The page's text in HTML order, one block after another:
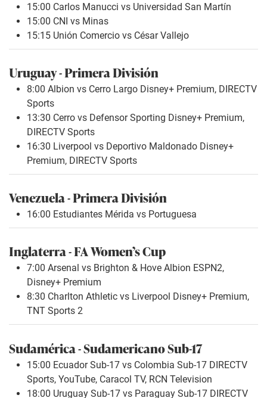
15:00 Carlos Manucci vs Universidad San Martín
15:00 CNI vs Minas
15:15 Unión Comercio vs César Vallejo
Uruguay - Primera División
8:00 Albion vs Cerro Largo Disney+ Premium, DIRECTV
Sports
13:30 Cerro vs Defensor Sporting Disney+ Premium,
DIRECTV Sports
16:30 Liverpool vs Deportivo Maldonado Disney+
Premium, DIRECTV Sports
Venezuela - Primera División
16:00 Estudiantes Mérida vs Portuguesa
Inglaterra - FA Women’s Cup
7:00 Arsenal vs Brighton & Hove Albion ESPN2,
Disney+ Premium
8:30 Charlton Athletic vs Liverpool Disney+ Premium,
TNT Sports 2
Sudamérica - Sudamericano Sub-17
15:00 Ecuador Sub-17 vs Colombia Sub-17 DIRECTV
Sports, YouTube, Caracol TV, RCN Television
18:00 Uruguay Sub-17 vs Paraguay Sub-17 DIRECTV